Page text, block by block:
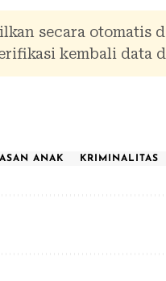
secara otomatis
kembali data
ANAK KRIMINALITAS